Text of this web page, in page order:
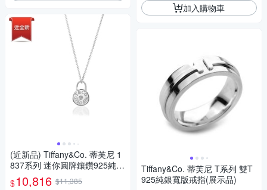
(近新品) Tiffany&Co. 蒂芙尼 1
837系列 迷你圓牌鑲鑽925純銀
項鍊
$10,816 $11,385
加入購物車
Tiffany&Co. 蒂芙尼 T系列 雙T
925純銀寬版戒指(展示品)